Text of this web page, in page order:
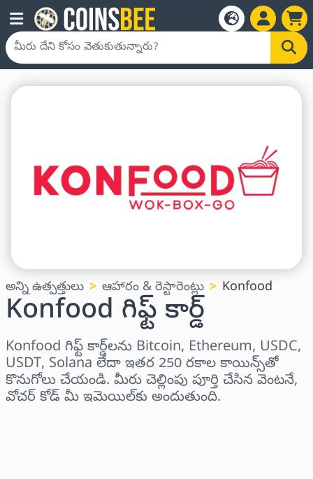
అన్ని ఉత్పత్తులు ఆహారం & రెస్టారెంట్లు Konfood
Konfood గిఫ్ట్ కార్డ్
Konfood గిఫ్ట్ కార్డ్‌లను Bitcoin, Ethereum, USDC,
USDT, Solana లేదా ఇతర 250 రకాల కాయిన్స్‌తో
కొనుగోలు చేయండి. మీరు చెల్లింపు పూర్తి చేసిన వెంటనే,
వోచర్ కోడ్ మీ ఇమెయిల్‌కు అందుతుంది.